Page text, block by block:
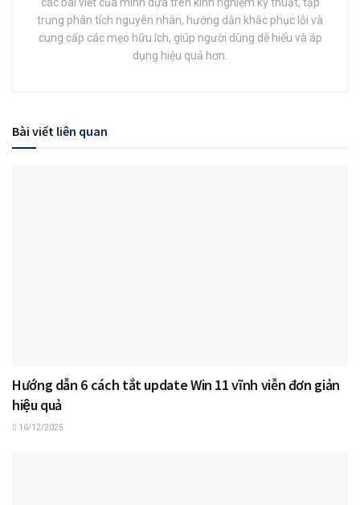
trung phân tích nguyên nhân, hướng dẫn khắc phục lỗi và
cung cấp các mẹo hữu ích, giúp người dùng dễ hiểu và áp
dụng hiệu quả hơn.
Bài viết liên quan
Hướng dẫn 6 cách tắt update Win 11 vĩnh viễn đơn giản
hiệu quả
16/12/2025